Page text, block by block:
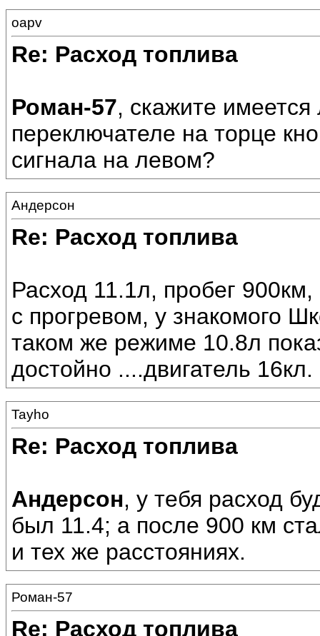
oapv
Re: Расход топлива
Роман-57, скажите
переключателе на торце
сигнала на левом?
Андерсон
Re: Расход топлива
Расход 11.1л, пробег
с прогревом, у знакомого
таком же режиме 10.8л
достойно ....двигатель 16кл.
Tayho
Re: Расход топлива
Андерсон, у тебя расход
был 11.4; а после 900 км
и тех же расстояниях.
Роман-57
Re: Расход топлива